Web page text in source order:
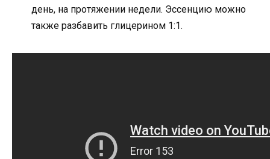
день, на протяжении недели. Эссенцию можно
также разбавить глицерином 1:1.